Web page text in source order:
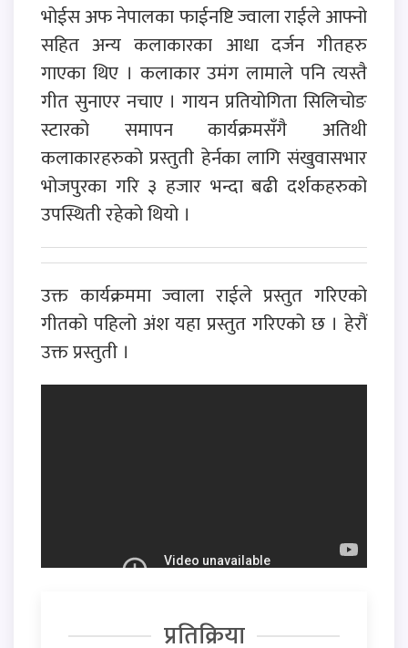
भोईस अफ नेपालका फाईनष्टि ज्वाला राईले आफ्नो
सहित अन्य कलाकारका आधा दर्जन गीतहरु
गाएका थिए । कलाकार उमंग लामाले पनि त्यस्तै
गीत सुनाएर नचाए । गायन प्रतियोगिता सिलिचोङ
स्टारको समापन कार्यक्रमसँगै अतिथी
कलाकारहरुको प्रस्तुती हेर्नका लागि संखुवासभार
भोजपुरका गरि ३ हजार भन्दा बढी दर्शकहरुको
उपस्थिती रहेको थियो ।
उक्त कार्यक्रममा ज्वाला राईले प्रस्तुत गरिएको
गीतको पहिलो अंश यहा प्रस्तुत गरिएको छ । हेरौं
उक्त प्रस्तुती ।
प्रतिक्रिया